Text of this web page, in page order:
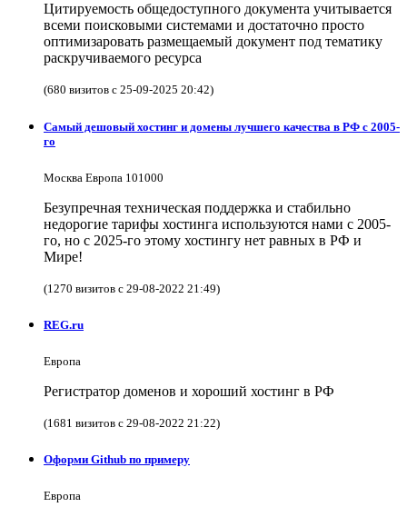
Цитируемость общедоступного документа учитывается
всеми поисковыми системами и достаточно просто
оптимизаровать размещаемый документ под тематику
раскручиваемого ресурса
(680 визитов с 25-09-2025 20:42)
Самый дешовый хостинг и домены лучшего качества в РФ с 2005-
го
Москва Европа 101000
Безупречная техническая поддержка и стабильно
недорогие тарифы хостинга используются нами с 2005-
го, но с 2025-го этому хостингу нет равных в РФ и
Мире!
(1270 визитов с 29-08-2022 21:49)
REG.ru
Европа
Регистратор доменов и хороший хостинг в РФ
(1681 визитов с 29-08-2022 21:22)
Оформи Github по примеру
Европа